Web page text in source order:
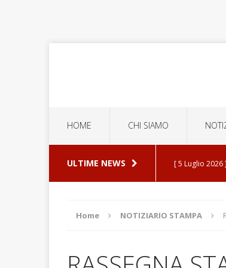
HOME CHI SIAMO
ULTIME NEWS [ 5 Luglio 2026 ]
[ 30 Luglio
Home NOTIZIARIO STAMPA